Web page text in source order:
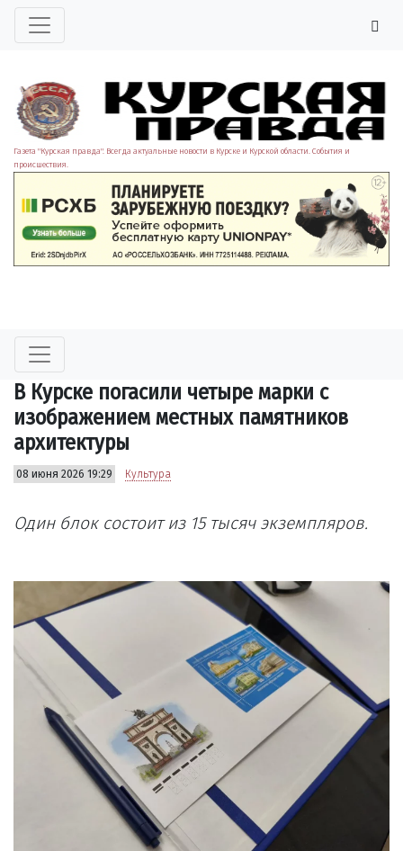
Газета "Курская правда". Всегда актуальные новости в Курске и Курской области. События и
происшествия.
В Курске погасили четыре марки с
изображением местных памятников
архитектуры
08 июня 2026 19:29 Культура
Один блок состоит из 15 тысяч экземпляров.